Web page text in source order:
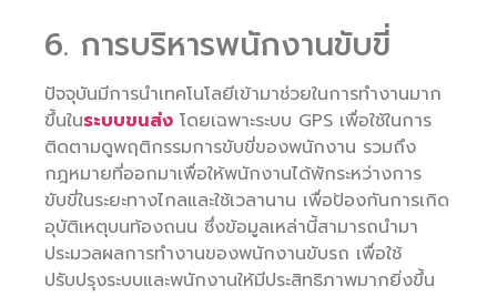
6. การบริหารพนักงานขับขี่
ปัจจุบันมีการนำเทคโนโลยีเข้ามาช่วยในการทำงานมาก
ขึ้นในระบบขนส่ง โดยเฉพาะระบบ GPS เพื่อใช้ในการ
ติดตามดูพฤติกรรมการขับขี่ของพนักงาน รวมถึง
กฎหมายที่ออกมาเพื่อให้พนักงานได้พักระหว่างการ
ขับขี่ในระยะทางไกลและใช้เวลานาน เพื่อป้องกันการเกิด
อุบัติเหตุบนท้องถนน ซึ่งข้อมูลเหล่านี้สามารถนำมา
ประมวลผลการทำงานของพนักงานขับรถ เพื่อใช้
ปรับปรุงระบบและพนักงานให้มีประสิทธิภาพมากยิ่งขึ้น